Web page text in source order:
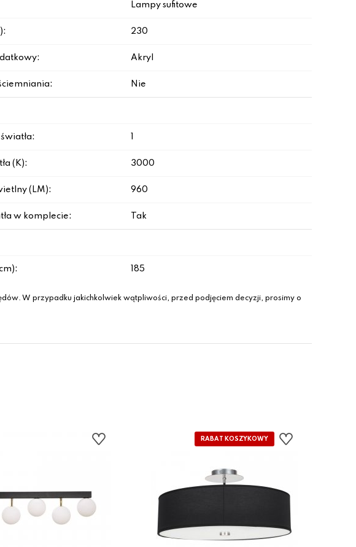
Lampy sufitowe
230
Akryl
Nie
światła:
(K): 3000
(LM): 960
w komplecie: Tak
185
W przypadku jakichkolwiek wątpliwości, przed podjęciem decyzji, prosimy o